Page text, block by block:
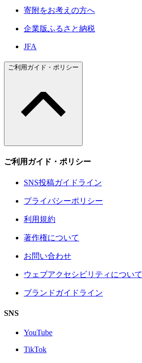
寄附をお考えの方へ
企業版ふるさと納税
JFA
ご利用ガイド・ポリシー
ご利用ガイド・ポリシー
SNS投稿ガイドライン
プライバシーポリシー
利用規約
著作権について
お問い合わせ
ウェブアクセシビリティについて
ブランドガイドライン
SNS
YouTube
TikTok